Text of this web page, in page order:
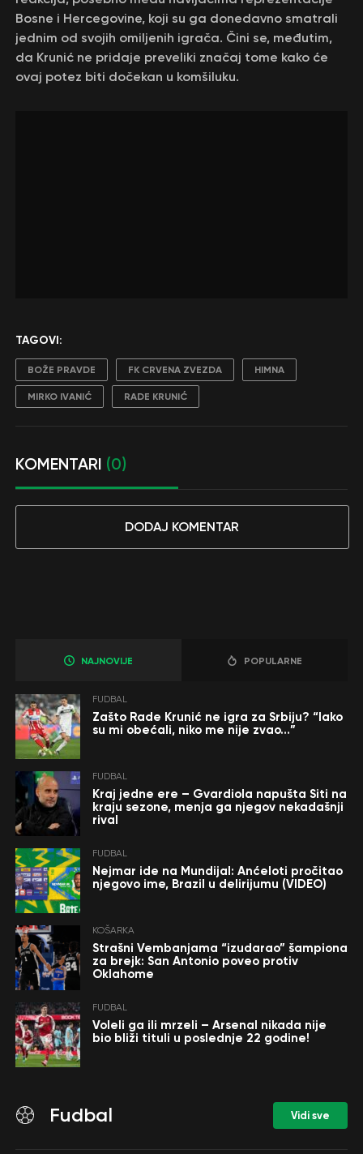
Bosne i Hercegovine, koji su ga donedavno smatrali
jednim od svojih omiljenih igrača. Čini se, međutim,
da Кrunić ne pridaje preveliki značaj tome kako će
ovaj potez biti dočekan u komšiluku.
TAGOVI:
BOŽE PRAVDE FK CRVENA ZVEZDA HIMNA
MIRKO IVANIĆ RADE KRUNIĆ
KOMENTARI (0)
DODAJ KOMENTAR
NAJNOVIJE POPULARNE
FUDBAL
Zašto Rade Krunić ne igra za Srbiju? “Iako
su mi obećali, niko me nije zvao…”
FUDBAL
Kraj jedne ere – Gvardiola napušta Siti na
kraju sezone, menja ga njegov nekadašnji
rival
FUDBAL
Nejmar ide na Mundijal: Anćeloti pročitao
njegovo ime, Brazil u delirijumu (VIDEO)
KOŠARKA
Strašni Vembanjama “izudarao” šampiona
za brejk: San Antonio poveo protiv
Oklahome
FUDBAL
Voleli ga ili mrzeli – Arsenal nikada nije
bio bliži tituli u poslednje 22 godine!
Fudbal Vidi sve